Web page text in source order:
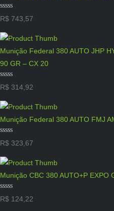
Avaliação
0
5
R$ 743,57
Munição Federal 380 AUTO JHP
90 GR – CX 20
Avaliação
0
5
R$ 314,92
Munição Federal 380 AUTO FMJ
Avaliação
0
5
R$ 323,67
Munição CBC 380 AUTO+P EXPO
Avaliação
0
R$ 124,22